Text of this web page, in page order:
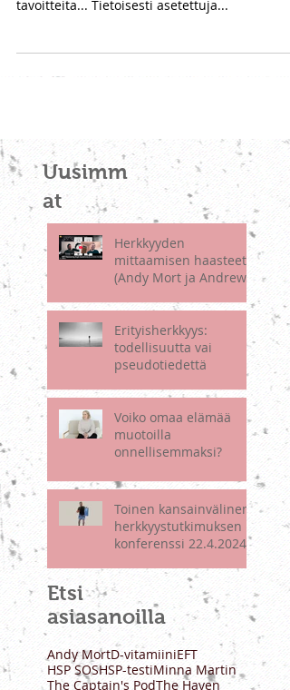
Omia tavoitteita, läheisten tavoitteita, työssä
tavoitteita... Tietoisesti asetettuja...
Uusimm
at
Herkkyyden
mittaamisen haasteet
(Andy Mort ja Andrew
May)
Erityisherkkyys:
todellisuutta vai
pseudotiedettä
Voiko omaa elämää
muotoilla
Toinen kansainvälinen
herkkyystutkimuksen
konferenssi 22.4.2024 -
koonti esityksistä
Etsi
asiasanoilla